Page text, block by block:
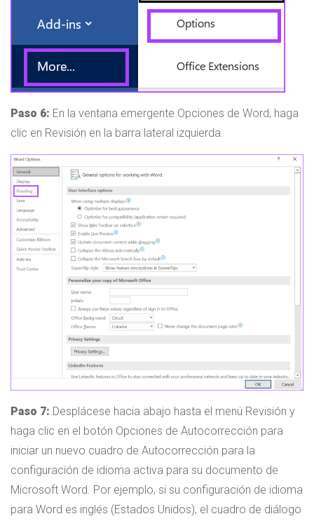
Paso 6: En la ventana emergente Opciones de Word, haga
clic en Revisión en la barra lateral izquierda.
Paso 7: Desplácese hacia abajo hasta el menú Revisión y
haga clic en el botón Opciones de Autocorrección para
iniciar un nuevo cuadro de Autocorrección para la
configuración de idioma activa para su documento de
Microsoft Word. Por ejemplo, si su configuración de idioma
para Word es inglés (Estados Unidos), el cuadro de diálogo